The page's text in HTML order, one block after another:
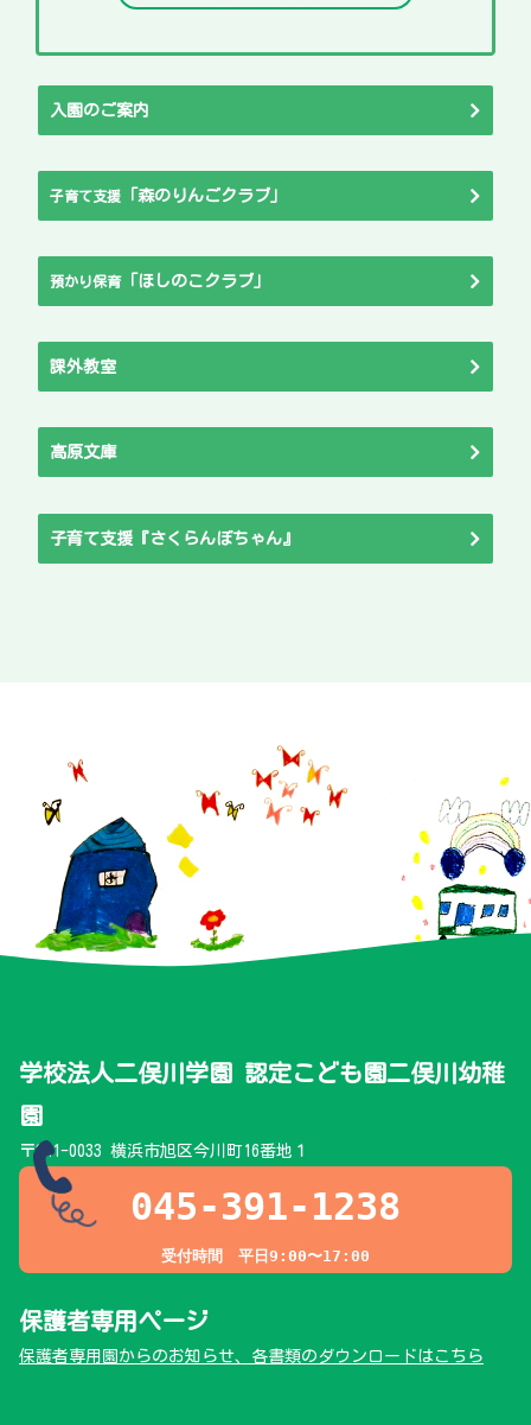
入園のご案内
子育て支援 「森のりんごクラブ」
預かり保育「ほしのこクラブ」
課外教室
高原文庫
子育て支援『さくらんぼちゃん』
学校法人二俣川学園 認定こども園二俣川幼稚
園
〒241-0033 横浜市旭区今川町16番地１
045-391-1238
受付時間 平日9:00〜17:00
保護者専用ページ
保護者専用園からのお知らせ、各書類のダウンロードはこちら